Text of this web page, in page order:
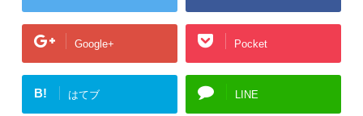
Google+ Pocket
B! はてブ LINE